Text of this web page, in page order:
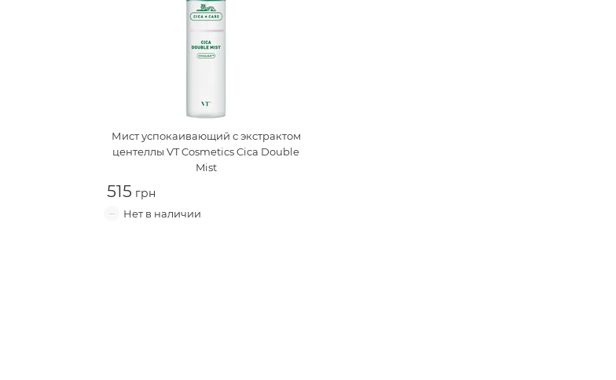
Мист успокаивающий с экстрактом
центеллы VT Cosmetics Cica Double
Mist
515